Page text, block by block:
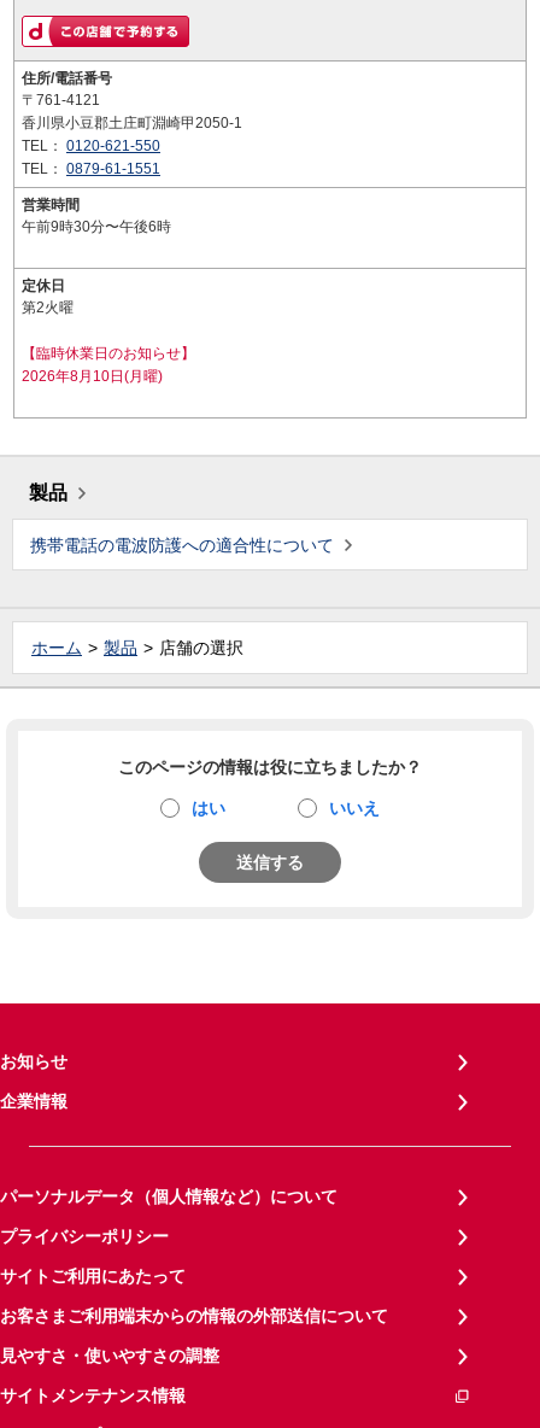
住所/電話番号
〒761-4121
香川県小豆郡土庄町淵崎甲2050-1
TEL： 0120-621-550
TEL： 0879-61-1551
営業時間
午前9時30分〜午後6時
定休日
第2火曜
【臨時休業日のお知らせ】
2026年8月10日(月曜)
製品
携帯電話の電波防護への適合性について
ホーム 製品 店舗の選択
このページの情報は役に立ちましたか？
はい いいえ
送信する
お知らせ
企業情報
パーソナルデータ（個人情報など）について
プライバシーポリシー
サイトご利用にあたって
お客さまご利用端末からの情報の外部送信について
見やすさ・使いやすさの調整
サイトメンテナンス情報